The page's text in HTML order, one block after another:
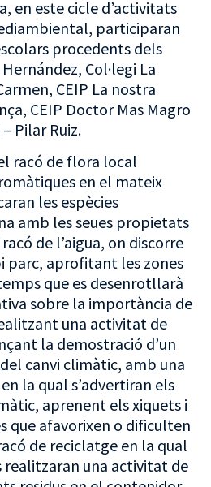
en este cicle d’activitats
participaran
procedents dels
Col·legi La
CEIP La nostra
CEIP Doctor Mas Magro
Pilar Ruiz.
racó de flora local
en el mateix
les espècies
amb les seues propietats
de l’aigua, on discorre
parc, aprofitant les zones
que es desenrotllarà
sobre la importància de
una activitat de
la demostració d’un
canvi climàtic, amb una
la qual s’advertiran els
aprenent els xiquets i
que afavorixen o dificulten
de reciclatge en la qual
realitzaran una activitat de